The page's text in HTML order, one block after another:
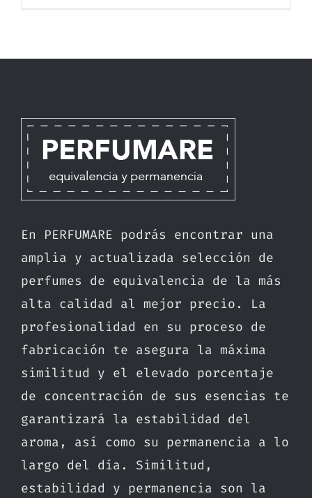
En PERFUMARE podrás encontrar una
amplia y actualizada selección de
perfumes de equivalencia de la más
alta calidad al mejor precio. La
profesionalidad en su proceso de
fabricación te asegura la máxima
similitud y el elevado porcentaje
de concentración de sus esencias te
garantizará la estabilidad del
aroma, así como su permanencia a lo
largo del día. Similitud,
estabilidad y permanencia son la